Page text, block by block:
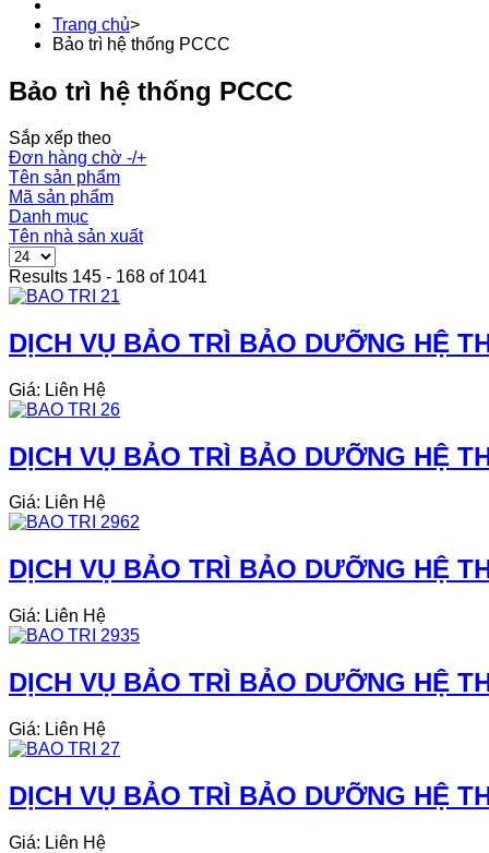
Trang chủ>
Bảo trì hệ thống PCCC
Bảo trì hệ thống PCCC
Sắp xếp theo
Đơn hàng chờ -/+
Tên sản phẩm
Mã sản phẩm
Danh mục
Tên nhà sản xuất
Results 145 - 168 of 1041
DỊCH VỤ BẢO TRÌ BẢO DƯỠNG HỆ
Giá: Liên Hệ
DỊCH VỤ BẢO TRÌ BẢO DƯỠNG HỆ
Giá: Liên Hệ
DỊCH VỤ BẢO TRÌ BẢO DƯỠNG HỆ
Giá: Liên Hệ
DỊCH VỤ BẢO TRÌ BẢO DƯỠNG HỆ
Giá: Liên Hệ
DỊCH VỤ BẢO TRÌ BẢO DƯỠNG HỆ
Giá: Liên Hệ